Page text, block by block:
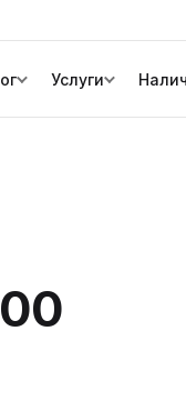
Услуги